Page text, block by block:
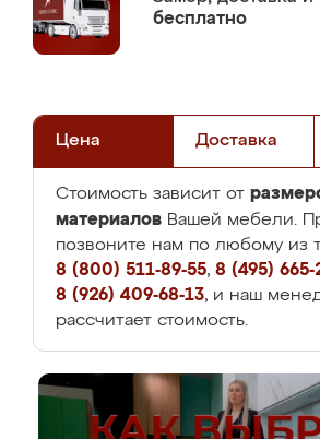
бесплатно
Цена Доставка
Стоимость зависит от
материалов Вашей мебели.
позвоните нам по любому из
8 (800) 511-89-55, 8 (495) 665-
8 (926) 409-68-13, и наш
рассчитает стоимость.